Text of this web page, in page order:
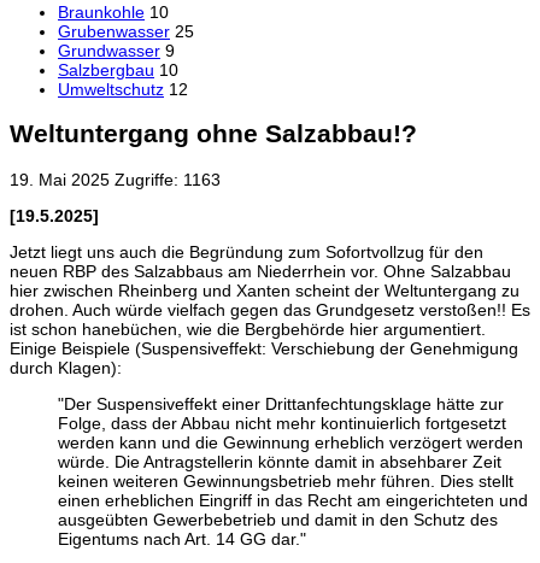
Braunkohle 10
Grubenwasser 25
Grundwasser 9
Salzbergbau 10
Umweltschutz 12
Weltuntergang ohne Salzabbau!?
19. Mai 2025 Zugriffe: 1163
[19.5.2025]
Jetzt liegt uns auch die Begründung zum Sofortvollzug für den
neuen RBP des Salzabbaus am Niederrhein vor. Ohne Salzabbau
hier zwischen Rheinberg und Xanten scheint der Weltuntergang zu
drohen. Auch würde vielfach gegen das Grundgesetz verstoßen!! Es
ist schon hanebüchen, wie die Bergbehörde hier argumentiert.
Einige Beispiele (Suspensiveffekt: Verschiebung der Genehmigung
durch Klagen):
"Der Suspensiveffekt einer Drittanfechtungsklage hätte zur
Folge, dass der Abbau nicht mehr kontinuierlich fortgesetzt
werden kann und die Gewinnung erheblich verzögert werden
würde. Die Antragstellerin könnte damit in absehbarer Zeit
keinen weiteren Gewinnungsbetrieb mehr führen. Dies stellt
einen erheblichen Eingriff in das Recht am eingerichteten und
ausgeübten Gewerbebetrieb und damit in den Schutz des
Eigentums nach Art. 14 GG dar."